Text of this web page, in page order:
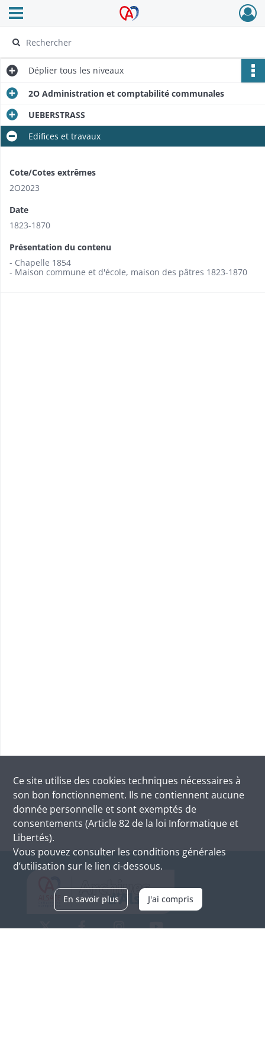
Archives Alsace - Colmar
Ouvrir le menu déroulant
Déplier tous les niveaux
2O Administration et comptabilité communales
UEBERSTRASS
Edifices et travaux
Cote/Cotes extrêmes
2O2023
Date
1823-1870
Présentation du contenu
- Chapelle 1854
- Maison commune et d'école, maison des pâtres 1823-1870
Ce site utilise des cookies techniques nécessaires à
son bon fonctionnement. Ils ne contiennent aucune
donnée personnelle et sont exemptés de
consentements (Article 82 de la loi Informatique et
Libertés).
Vous pouvez consulter les conditions générales
d’utilisation sur le lien ci-dessous.
En savoir plus J'ai compris